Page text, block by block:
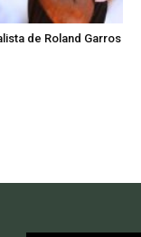
de Roland Garros